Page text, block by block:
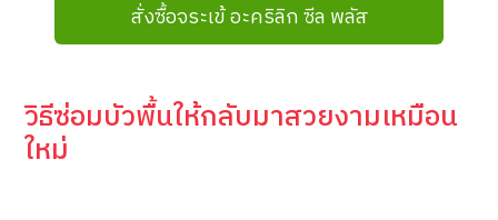
สั่งซื้อจระเข้ อะคริลิก ซีล พลัส
วิธีซ่อมบัวพื้นให้กลับมาสวยงามเหมือน
ใหม่